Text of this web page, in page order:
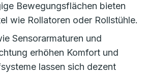
Bewegungsflächen bieten
wie Rollatoren oder Rollstühle.
Sensorarmaturen und
erhöhen Komfort und
lassen sich dezent